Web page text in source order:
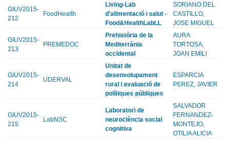
GIUV2015-
212
FoodHealth
Living-Lab
d'alimentació i salut -
Food&HealthLabLL
SORIANO DEL
CASTILLO,
JOSE MIGUEL
GIUV2015-
213
PREMEDOC
Prehistòria de la
Mediterrània
occidental
AURA
TORTOSA,
JOAN EMILI
GIUV2015-
214
UDERVAL
Unitat de
desenvolupament
rural i avaluació de
polítiques públiques
ESPARCIA
PEREZ, JAVIER
GIUV2015-
215
LabNSC
Laboratori de
neurociència social
cognitiva
SALVADOR
FERNANDEZ-
MONTEJO,
OTILIA ALICIA